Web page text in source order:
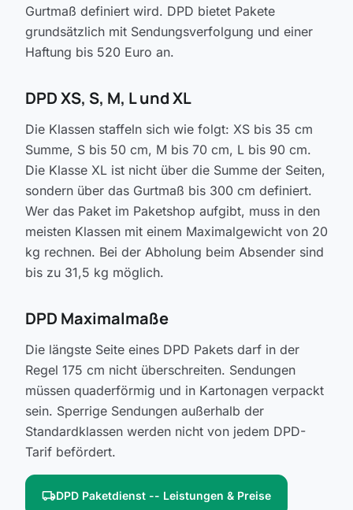
Gurtmaß definiert wird. DPD bietet Pakete
grundsätzlich mit Sendungsverfolgung und einer
Haftung bis 520 Euro an.
DPD XS, S, M, L und XL
Die Klassen staffeln sich wie folgt: XS bis 35 cm
Summe, S bis 50 cm, M bis 70 cm, L bis 90 cm.
Die Klasse XL ist nicht über die Summe der Seiten,
sondern über das Gurtmaß bis 300 cm definiert.
Wer das Paket im Paketshop aufgibt, muss in den
meisten Klassen mit einem Maximalgewicht von 20
kg rechnen. Bei der Abholung beim Absender sind
bis zu 31,5 kg möglich.
DPD Maximalmaße
Die längste Seite eines DPD Pakets darf in der
Regel 175 cm nicht überschreiten. Sendungen
müssen quaderförmig und in Kartonagen verpackt
sein. Sperrige Sendungen außerhalb der
Standardklassen werden nicht von jedem DPD-
Tarif befördert.
local_shippingDPD Paketdienst -- Leistungen & Preise